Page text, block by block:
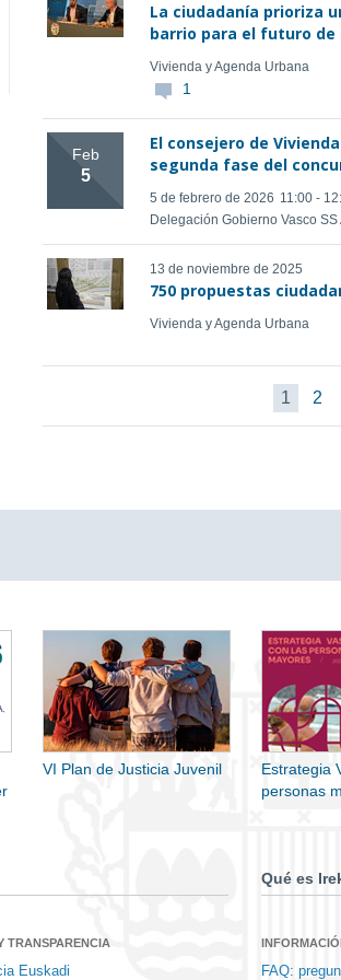
La ciudadanía prioriza
barrio para el futuro de
Vivienda y Agenda Urbana
1
Feb
5
El consejero de
segunda fase del
5 de febrero de 2026 11:00 -
Delegación Gobierno Vasco
13 de noviembre de 2025
750 propuestas
Vivienda y Agenda Urbana
1 2
VI Plan de Justicia Juvenil
Estrategia
personas
TRANSPARENCIA
Euskadi
Qué es
FAQ: